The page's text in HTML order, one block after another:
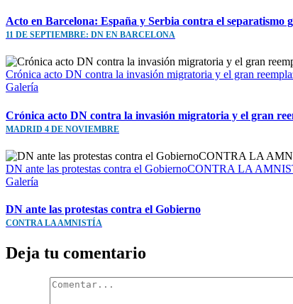
Acto en Barcelona: España y Serbia contra el separatismo
11 DE SEPTIEMBRE: DN EN BARCELONA
Crónica acto DN contra la invasión migratoria y el gran
Galería
Crónica acto DN contra la invasión migratoria y el gran
MADRID 4 DE NOVIEMBRE
DN ante las protestas contra el GobiernoCONTRA LA
Galería
DN ante las protestas contra el Gobierno
CONTRA LA AMNISTÍA
Deja tu comentario